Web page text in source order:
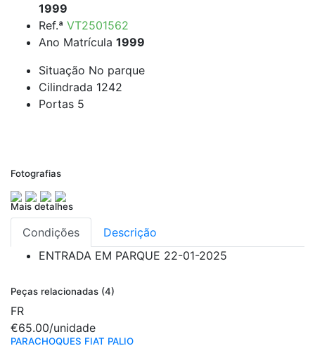
1999
Ref.ª VT2501562
Ano Matrícula 1999
Situação No parque
Cilindrada 1242
Portas 5
Fotografias
Mais detalhes
Condições
Descrição
ENTRADA EM PARQUE 22-01-2025
Peças relacionadas (4)
FR
€65.00/unidade
PARACHOQUES FIAT PALIO